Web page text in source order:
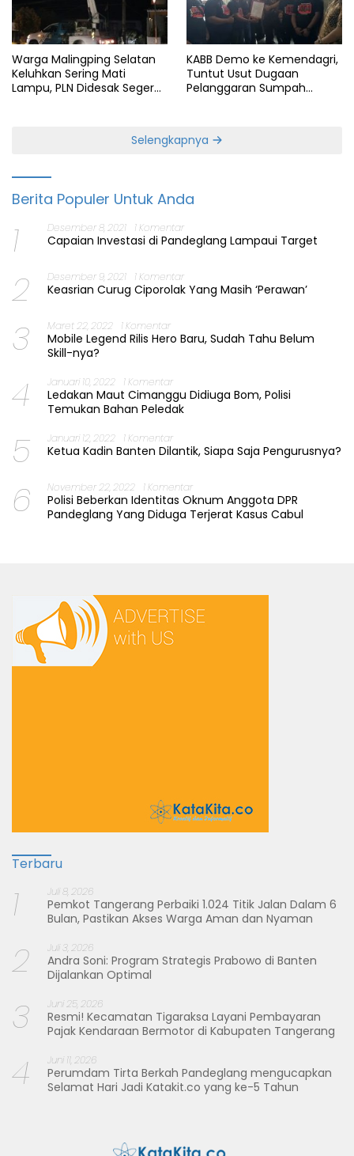
Warga Malingping Selatan
Keluhkan Sering Mati
Lampu, PLN Didesak Segera
KABB Demo ke Kemendagri,
Tuntut Usut Dugaan
Pelanggaran Sumpah
Selengkapnya
Berita Populer Untuk Anda
1 Desember 8, 2021 1 Komentar
Capaian Investasi di Pandeglang Lampaui Target
2 Desember 9, 2021 1 Komentar
Keasrian Curug Ciporolak Yang Masih ‘Perawan’
3 Maret 22, 2022 1 Komentar
Mobile Legend Rilis Hero Baru, Sudah Tahu Belum
Skill-nya?
4 Januari 10, 2022 1 Komentar
Ledakan Maut Cimanggu Didiuga Bom, Polisi
Temukan Bahan Peledak
5 Januari 12, 2022 1 Komentar
Ketua Kadin Banten Dilantik, Siapa Saja Pengurusnya?
6 November 22, 2022 1 Komentar
Polisi Beberkan Identitas Oknum Anggota DPR
Pandeglang Yang Diduga Terjerat Kasus Cabul
Terbaru
1 Juli 8, 2026
Pemkot Tangerang Perbaiki 1.024 Titik Jalan Dalam 6
Bulan, Pastikan Akses Warga Aman dan Nyaman
2 Juli 3, 2026
Andra Soni: Program Strategis Prabowo di Banten
Dijalankan Optimal
3 Juni 25, 2026
Resmi! Kecamatan Tigaraksa Layani Pembayaran
Pajak Kendaraan Bermotor di Kabupaten Tangerang
4 Juni 11, 2026
Perumdam Tirta Berkah Pandeglang mengucapkan
Selamat Hari Jadi Katakit.co yang ke-5 Tahun